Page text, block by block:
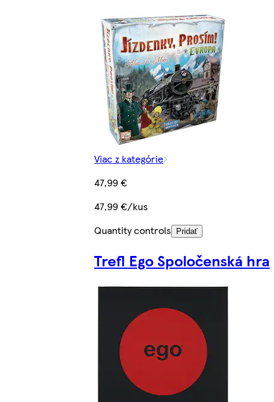
Viac z kategórie
47,99 €
47,99 €/kus
Quantity controls
Pridať
Trefl Ego Spoločenská hra